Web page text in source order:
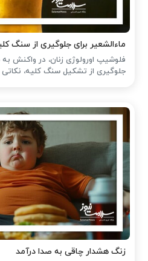
ماءالشعیر برای جلوگیری از سنگ
فلوشیپ اورولوژی زنان، در واکنش
جلوگیری از تشکیل سنگ کلیه، نکاتی
زنگ هشدار چاقی به صدا درآمد